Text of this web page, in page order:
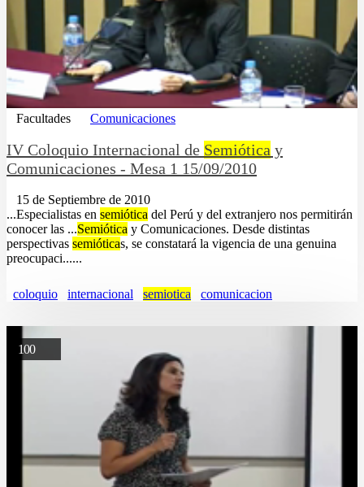
Facultades Comunicaciones
IV Coloquio Internacional de Semiótica y
Comunicaciones - Mesa 1 15/09/2010
15 de Septiembre de 2010
...Especialistas en semiótica del Perú y del extranjero nos permitirán
conocer las ...Semiótica y Comunicaciones. Desde distintas
perspectivas semióticas, se constatará la vigencia de una genuina
preocupaci......
coloquio internacional semiotica comunicacion
100